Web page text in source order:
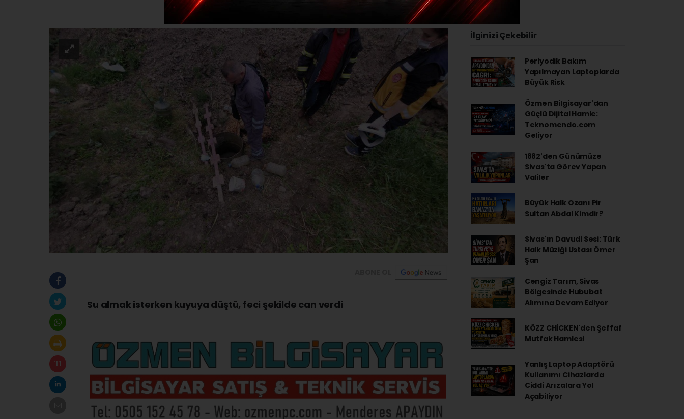
(İHA) - İhlas Haber Ajansı | 31.05.2023 - 21:00, Güncelleme: 31.05.2023 - 20:38
Su almak isterken kuyuya düştü, feci şekilde can verdi
İlginizi Çekebilir
Periyodik Bakım
Yapılmayan Laptoplarda
Büyük Risk
Özmen Bilgisayar'dan
Güçlü Dijital Hamle:
Teknomendo.com
Geliyor
1882'den Günümüze
Sivas'ta Görev Yapan
Valiler
Büyük Halk Ozanı Pir
Sultan Abdal Kimdir?
Sivas'ın Davudi Sesi: Türk
Halk Müziği Ustası Ömer
Şan
Cengiz Tarım, Sivas
Bölgesinde Hububat
Alımına Devam Ediyor
KÖZZ CHİCKEN'den Şeffaf
Mutfak Hamlesi
Yanlış Laptop Adaptörü
Kullanımı Cihazlarda
Ciddi Arızalara Yol
Açabiliyor